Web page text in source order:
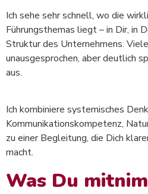
Ich sehe sehr schnell, wo die
Führungsthemas liegt – in Dir, in
Struktur des Unternehmens.
unausgesprochen, aber deutlich
aus.
Ich kombiniere systemisches
Kommunikationskompetenz,
zu einer Begleitung, die Dich
macht.
Was Du